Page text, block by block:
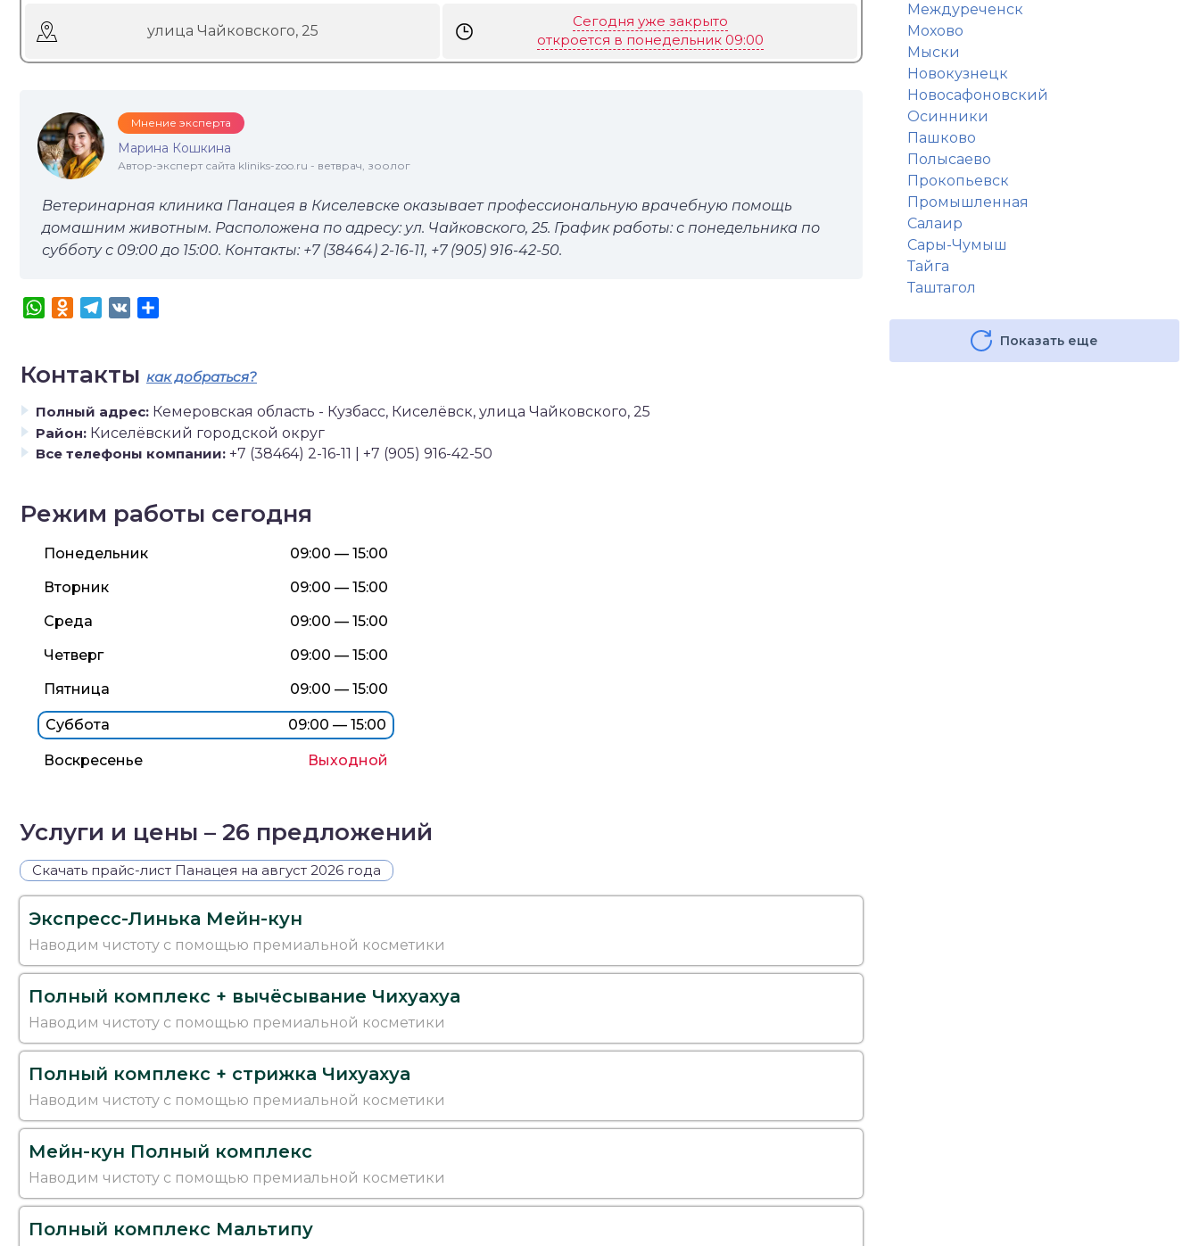
улица Чайковского, 25
Сегодня уже закрыто
откроется в понедельник 09:00
Мнение эксперта
Марина Кошкина
Автор-эксперт сайта kliniks-zoo.ru - ветврач, зоолог
Ветеринарная клиника Панацея в Киселевске оказывает профессиональную врачебную помощь
домашним животным. Расположена по адресу: ул. Чайковского, 25. График работы: с понедельника по
субботу с 09:00 до 15:00. Контакты: +7 (38464) 2-16-11, +7 (905) 916-42-50.
WhatsApp
Odnoklassniki
Telegram
VK
Контакты как добраться?
Полный адрес: Кемеровская область - Кузбасс, Киселёвск, улица Чайковского, 25
Район: Киселёвский городской округ
Все телефоны компании: +7 (38464) 2-16-11 | +7 (905) 916-42-50
Режим работы сегодня
Понедельник
09:00 — 15:00
Вторник
09:00 — 15:00
Среда
09:00 — 15:00
Четверг
09:00 — 15:00
Пятница
09:00 — 15:00
Суббота 09:00 — 15:00
Воскресенье Выходной
Услуги и цены – 26 предложений
Скачать прайс-лист Панацея на август 2026 года
Экспресс-Линька Мейн-кун
Наводим чистоту с помощью премиальной косметики
Полный комплекс + вычёсывание Чихуахуа
Наводим чистоту с помощью премиальной косметики
Полный комплекс + стрижка Чихуахуа
Наводим чистоту с помощью премиальной косметики
Мейн-кун Полный комплекс
Наводим чистоту с помощью премиальной косметики
Полный комплекс Мальтипу
Междуреченск
Мохово
Мыски
Новокузнецк
Новосафоновский
Осинники
Пашково
Полысаево
Прокопьевск
Промышленная
Салаир
Сары-Чумыш
Тайга
Таштагол
Показать еще